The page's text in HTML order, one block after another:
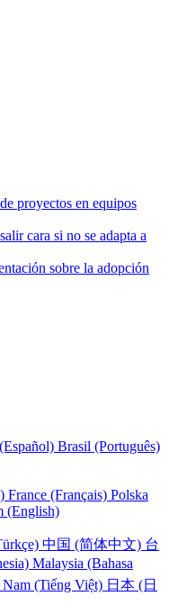
proyectos en equipos
cara si no se adapta a
sobre la adopción
Brasil (Português)
France (Français) Polska
(English)
中国 (简体中文) 台
Malaysia (Bahasa
(Tiếng Việt) 日本 (日